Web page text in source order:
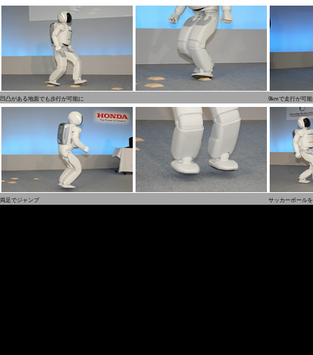
凹凸がある地面でも歩行が可能に 9kmで走行が可
両足でジャンプ サッカーボール